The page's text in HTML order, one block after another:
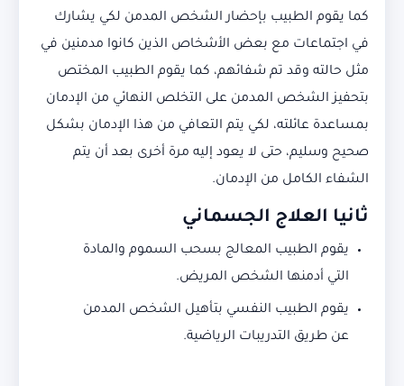
كما يقوم الطبيب بإحضار الشخص المدمن لكي يشارك
في اجتماعات مع بعض الأشخاص الذين كانوا مدمنين في
مثل حالته وقد تم شفائهم، كما يقوم الطبيب المختص
بتحفيز الشخص المدمن على التخلص النهائي من الإدمان
بمساعدة عائلته، لكي يتم التعافي من هذا الإدمان بشكل
صحيح وسليم، حتى لا يعود إليه مرة أخرى بعد أن يتم
الشفاء الكامل من الإدمان.
ثانيا العلاج الجسماني
يقوم الطبيب المعالج بسحب السموم والمادة
التي أدمنها الشخص المريض.
يقوم الطبيب النفسي بتأهيل الشخص المدمن
عن طريق التدريبات الرياضية.